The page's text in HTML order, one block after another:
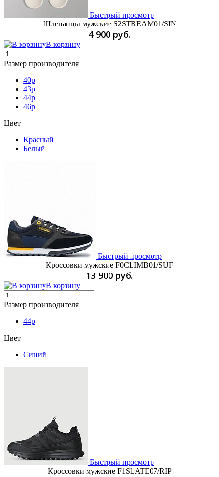
Быстрый просмотр
Шлепанцы мужские S2STREAM01/SIN
4 900 руб.
В корзину
Размер производителя
40p
43p
44p
46p
Цвет
Красный
Белый
Быстрый просмотр
Кроссовки мужские F0CLIMB01/SUF
13 900 руб.
В корзину
Размер производителя
44p
Цвет
Синий
Быстрый просмотр
Кроссовки мужские F1SLATE07/RIP